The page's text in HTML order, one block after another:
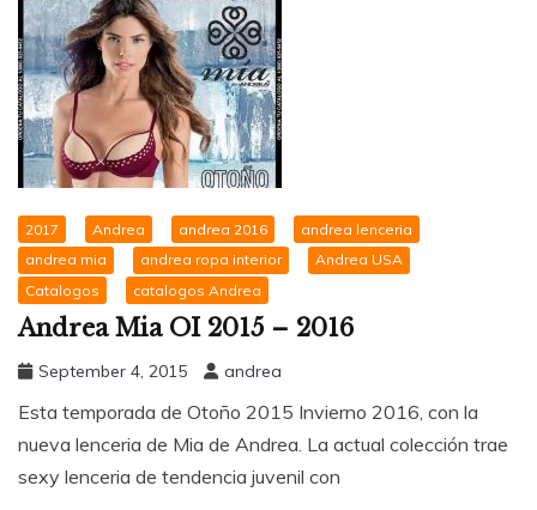
2017 Andrea andrea 2016
andrea lenceria
andrea mia
andrea ropa interior
Andrea USA
Catalogos
catalogos Andrea
Andrea Mia OI 2015 – 2016
September 4, 2015 andrea
Esta temporada de Otoño 2015 Invierno 2016, con la
nueva lenceria de Mia de Andrea. La actual colección trae
sexy lenceria de tendencia juvenil con